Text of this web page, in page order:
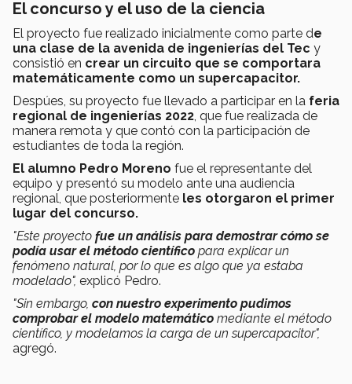
El concurso y el uso de la ciencia
El proyecto fue realizado inicialmente como parte de
una clase de la avenida de ingenierías del Tec y
consistió en crear un circuito que se comportara
matemáticamente como un supercapacitor.
Despúes, su proyecto fue llevado a participar en la feria
regional de ingenierías 2022 , que fue realizada de
manera remota y que contó con la participación de
estudiantes de toda la región.
El alumno Pedro Moreno fue el representante del
equipo y presentó su modelo ante una audiencia
regional, que posteriormente les otorgaron el primer
lugar del concurso.
"Este proyecto fue un análisis para demostrar cómo se
podía usar el método científico para explicar un
fenómeno natural, por lo que es algo que ya estaba
modelado", explicó Pedro.
"Sin embargo, con nuestro experimento pudimos
comprobar el modelo matemático mediante el método
científico, y modelamos la carga de un supercapacitor",
agregó.